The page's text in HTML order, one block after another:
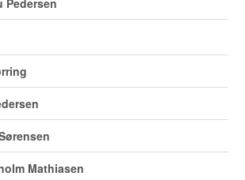
Pedersen
Mathiasen